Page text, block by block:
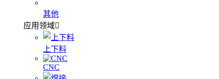
其他
应用领域
上下料
CNC